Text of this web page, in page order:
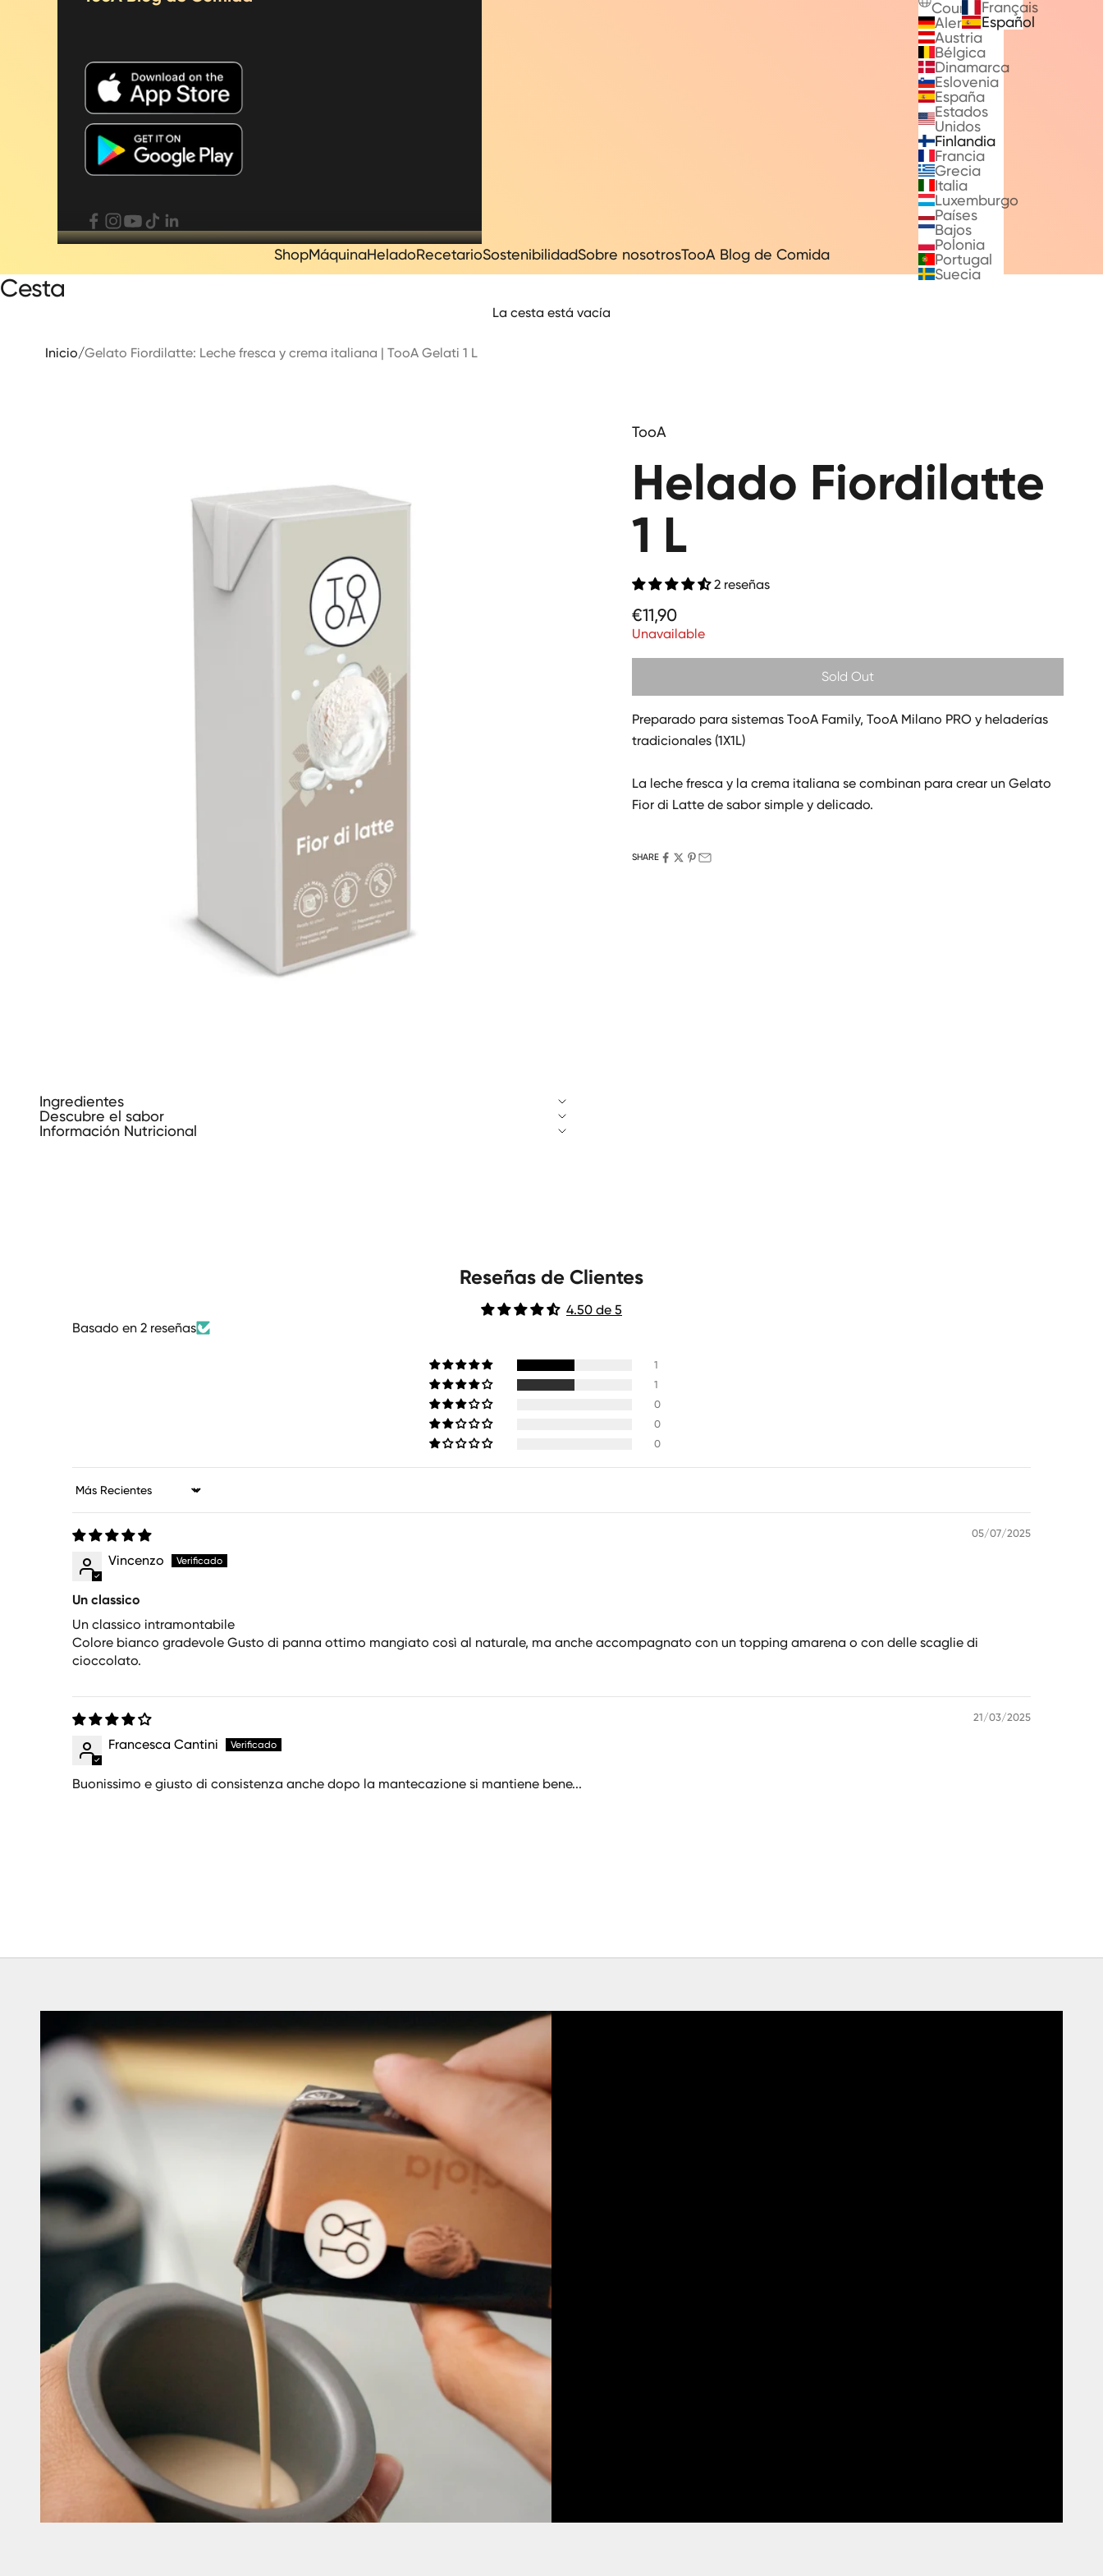
ShopMáquinaHeladoRecetarioSostenibilidadSobre nosotrosTooA Blog de Comida
Countries
Alemania
Austria
Bélgica
Dinamarca
Eslovenia
España
Estados
Unidos
Finlandia
Francia
Grecia
Italia
Luxemburgo
Países
Bajos
Polonia
Portugal
Suecia
Français
Español
Cesta
La cesta está vacía
Inicio/Gelato Fiordilatte: Leche fresca y crema italiana | TooA Gelati 1 L
TooA
Helado Fiordilatte
1 L
2 reseñas
Price
€11,90
Unavailable
Sold Out
Preparado para sistemas TooA Family, TooA Milano PRO y heladerías
tradicionales (1X1L)
La leche fresca y la crema italiana se combinan para crear un Gelato
Fior di Latte de sabor simple y delicado.
SHARE
Ingredientes
Descubre el sabor
Información Nutricional
Reseñas de Clientes
4.50 de 5
Basado en 2 reseñas
1
1
0
0
0
Sort by
05/07/2025
Vincenzo
Un classico
Un classico intramontabile
Colore bianco gradevole Gusto di panna ottimo mangiato così al naturale, ma anche accompagnato con un topping amarena o con delle scaglie di
cioccolato.
21/03/2025
Francesca Cantini
Buonissimo e giusto di consistenza anche dopo la mantecazione si mantiene bene...